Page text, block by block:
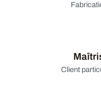
Client